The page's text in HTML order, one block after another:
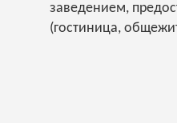
заведением,
(гостиница,